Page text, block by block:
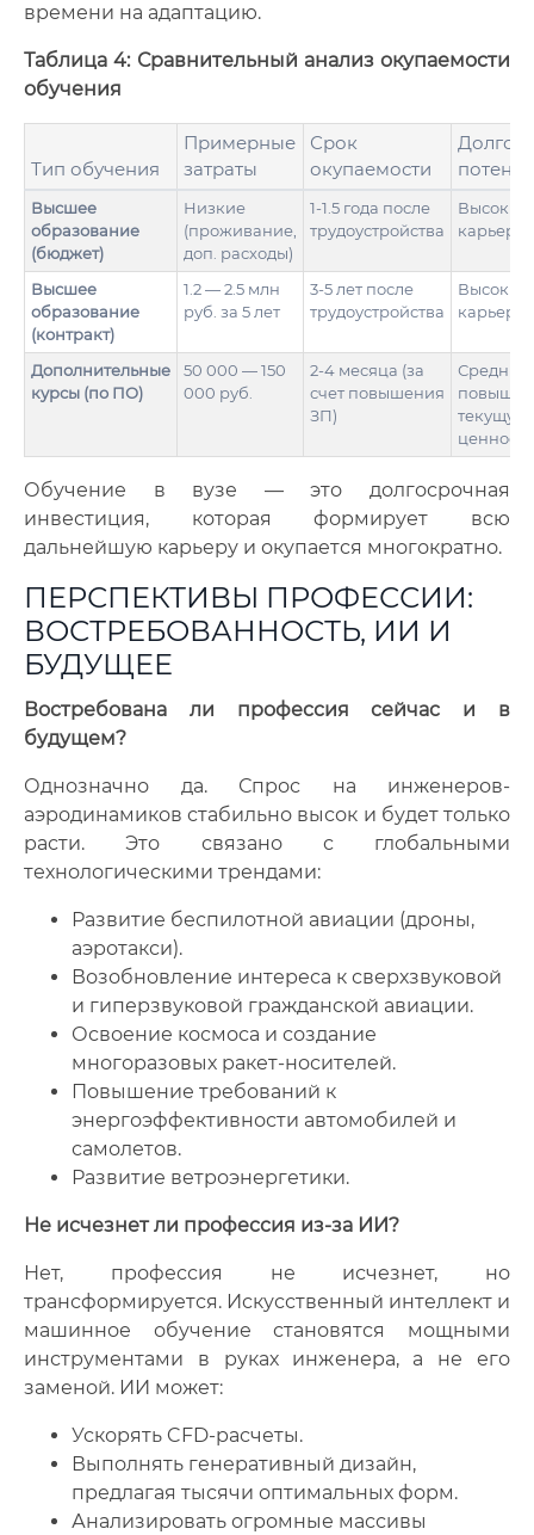
времени на адаптацию.
Таблица 4: Сравнительный анализ окупаемости
обучения
Тип обучения
Примерные
затраты
Срок
окупаемости
Высшее
образование
(бюджет)
Низкие
(проживание,
доп. расходы)
1-1.5 года после
трудоустройства
карьеры
Высшее
образование
(контракт)
1.2 — 2.5 млн
руб. за 5 лет
3-5 лет после
трудоустройства
карьеры
Дополнительные
курсы (по ПО)
50 000 — 150
000 руб.
2-4 месяца (за
счет повышения
ЗП)
Средний,
текущую
ценность
Обучение в вузе — это долгосрочная
инвестиция, которая формирует всю
дальнейшую карьеру и окупается многократно.
ПЕРСПЕКТИВЫ ПРОФЕССИИ:
ВОСТРЕБОВАННОСТЬ, ИИ И
БУДУЩЕЕ
Востребована ли профессия сейчас и в
будущем?
Однозначно да. Спрос на инженеров-
аэродинамиков стабильно высок и будет только
расти. Это связано с глобальными
технологическими трендами:
Развитие беспилотной авиации (дроны,
аэротакси).
Возобновление интереса к сверхзвуковой
и гиперзвуковой гражданской авиации.
Освоение космоса и создание
многоразовых ракет-носителей.
Повышение требований к
энергоэффективности автомобилей и
самолетов.
Развитие ветроэнергетики.
Не исчезнет ли профессия из-за ИИ?
Нет, профессия не исчезнет, но
трансформируется. Искусственный интеллект и
машинное обучение становятся мощными
инструментами в руках инженера, а не его
заменой. ИИ может:
Ускорять CFD-расчеты.
Выполнять генеративный дизайн,
предлагая тысячи оптимальных форм.
Анализировать огромные массивы